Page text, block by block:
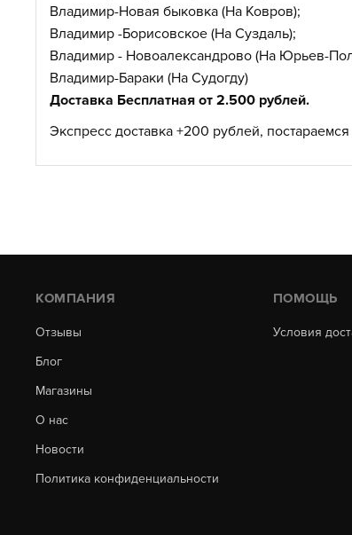
Владимир-Новая быковка (На Ковров);
Владимир -Борисовское (На Суздаль);
Владимир - Новоалександрово (На Юрьев-
Владимир-Бараки (На Судогду)
Доставка Бесплатная от 2.500 рублей.
Экспресс доставка +200 рублей,
КОМПАНИЯ
Отзывы
Блог
Магазины
О нас
Новости
Политика конфиденциальности
ПОМОЩЬ
Условия